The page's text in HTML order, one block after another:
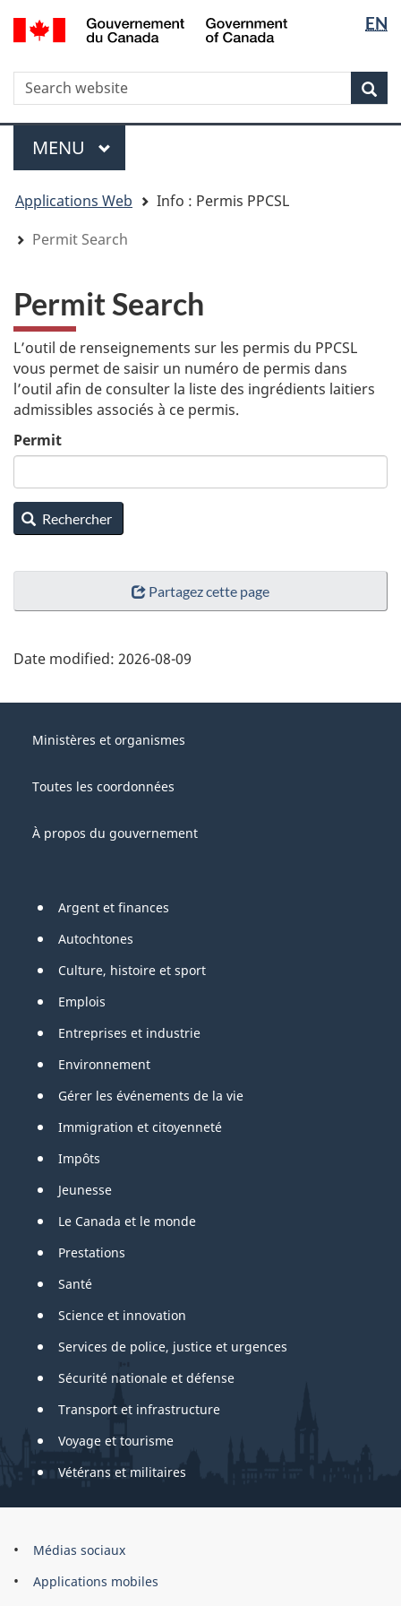
Aller
au
Skip
to
Passer
à
HTML
simplifiée
la
langue
la
langue
EN
WxT
Search
form
Menu
MENU PRINCIPAL
are
here
Applications Web
Info : Permis PPCSL
Permit Search
Permit Search
L’outil de renseignements sur les permis du PPCSL
vous permet de saisir un numéro de permis dans
l’outil afin de consulter la liste des ingrédients laitiers
admissibles associés à ce permis.
Permit
Rechercher
Partagez cette page
Date modified: 2026-08-09
thisGouvernement
Canada
Ministères et organismes
Toutes les coordonnées
À propos du gouvernement
Pied
de
page
Argent et finances
Autochtones
Culture, histoire et sport
Emplois
Entreprises et industrie
Environnement
Gérer les événements de la vie
Immigration et citoyenneté
Impôts
Jeunesse
Le Canada et le monde
Prestations
Santé
Science et innovation
Services de police, justice et urgences
Sécurité nationale et défense
Transport et infrastructure
Voyage et tourisme
Vétérans et militaires
About
site
Médias sociaux
Applications mobiles